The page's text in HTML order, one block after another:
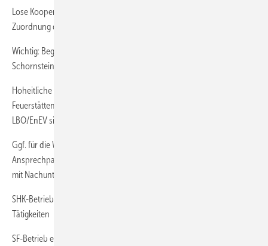
Lose Kooperation in Form einer Zusammenarbeit, wobei die bisherige
Zuordnung der Tätigkeiten bestehen bleibt
Wichtig: Begrenzung auf die wirtschaftlichen Tätigkeiten der
Schornsteinfegerbetriebe
Hoheitliche Tätigkeiten: Feuerstättenschau, Kehrbuch,
Feuerstättenbescheid, Abnahme von Feuerungsanlagen nach
LBO/EnEV sind außen vor
Ggf. für die Wartung und Überprüfung der Feuerstätte ein
Ansprechpartner (SHK oder SF) für den Kunden, Vergabe der Arbeiten
mit Nachunternehmervertrag
SHK-Betrieb empfiehlt seinem Kunden den SF-Betrieb für die SF-
Tätigkeiten
SF-Betrieb empfiehlt seinem Kunden den SHK-Betrieb für die